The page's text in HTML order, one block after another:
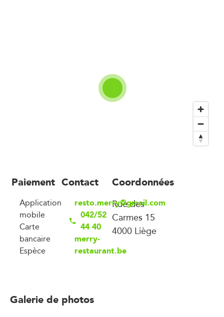
Paiement
Application
mobile
Carte
bancaire
Espèce
Contact
resto.merry@gmail.com
042/52
44 40
merry-
restaurant.be
Coordonnées
Rue des
Carmes 15
4000 Liège
Galerie de photos